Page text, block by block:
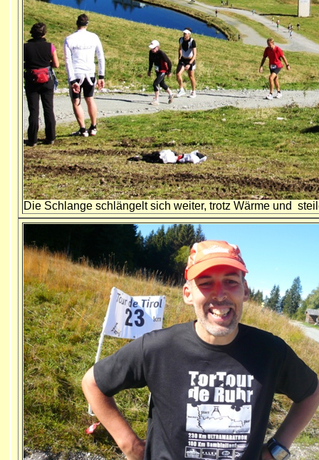
Die Schlange schlängelt sich weiter, trotz Wärme und